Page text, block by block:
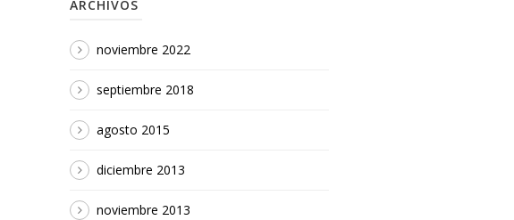
ARCHIVOS
noviembre 2022
septiembre 2018
agosto 2015
diciembre 2013
noviembre 2013